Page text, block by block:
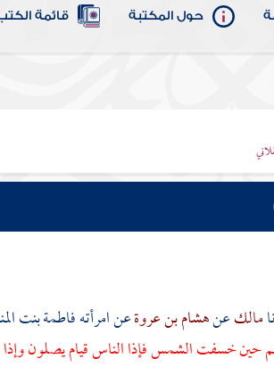
حول المكتبة قائمة
مالكعنهشام بن عروةعن امرأتهفاطمة بنت
حين خسفت الشمس فإذا الناس قيام يصلون